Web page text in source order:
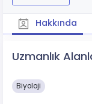
Hakkında
Uzmanlık
Biyoloji